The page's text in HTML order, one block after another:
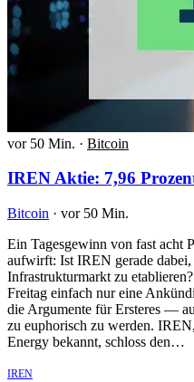
vor 50 Min. · Bitcoin
IREN Aktie: 7,96
Bitcoin · vor 50 Min.
Ein Tagesgewinn von fast acht
aufwirft: Ist IREN gerade
Infrastrukturmarkt zu
Freitag einfach nur eine
die Argumente für Ersteres —
zu euphorisch zu werden.
Energy bekannt, schloss den…
IREN